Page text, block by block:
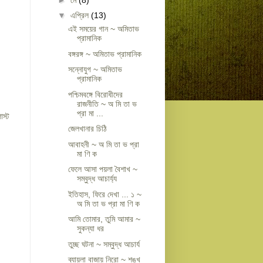
▼ এপ্রিল (13)
এই সময়ের গান ~ অমিতাভ
প্রামানিক
বঙ্গরঙ্গ ~ অমিতাভ প্রামানিক
সন্নোযুগ ~ অমিতাভ
প্রামানিক
পশ্চিমবঙ্গে বিরোধীদের
রাজনীতি ~ অ মি তা ভ
প্রা মা ...
জেলখানার চিঠি
আবাহনী ~ অ মি তা ভ প্রা
মা ণি ক
ফেলে আসা পয়লা বৈশাখ ~
সম্বুদ্ধ আচার্য্য
ইতিহাস, ফিরে দেখা ... ১ ~
অ মি তা ভ প্রা মা ণি ক
আমি তোমার, তুমি আমার ~
সুকন্যা ধর
তুচ্ছ ঘটনা ~ সম্বুদ্ধ আচার্য
ব্যায়লা বাজায় নিরো ~ শঙ্খ